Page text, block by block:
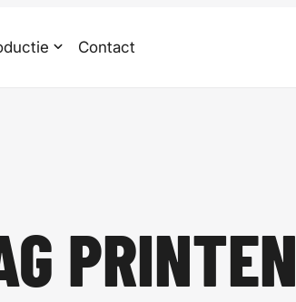
Contact
PRINTEN